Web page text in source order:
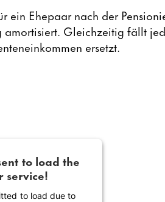
ein Ehepaar nach der
amortisiert. Gleichzeitig fällt
ersetzt.
to load the
service!
to load due to